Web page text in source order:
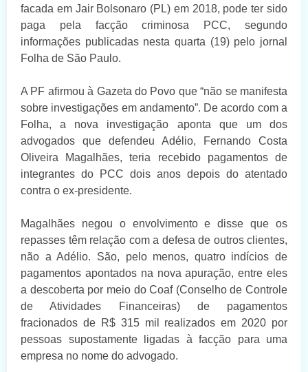
facada em Jair Bolsonaro (PL) em 2018, pode ter sido
paga pela facção criminosa PCC, segundo
informações publicadas nesta quarta (19) pelo jornal
Folha de São Paulo.
A PF afirmou à Gazeta do Povo que “não se manifesta
sobre investigações em andamento”. De acordo com a
Folha, a nova investigação aponta que um dos
advogados que defendeu Adélio, Fernando Costa
Oliveira Magalhães, teria recebido pagamentos de
integrantes do PCC dois anos depois do atentado
contra o ex-presidente.
Magalhães negou o envolvimento e disse que os
repasses têm relação com a defesa de outros clientes,
não a Adélio. São, pelo menos, quatro indícios de
pagamentos apontados na nova apuração, entre eles
a descoberta por meio do Coaf (Conselho de Controle
de Atividades Financeiras) de pagamentos
fracionados de R$ 315 mil realizados em 2020 por
pessoas supostamente ligadas à facção para uma
empresa no nome do advogado.